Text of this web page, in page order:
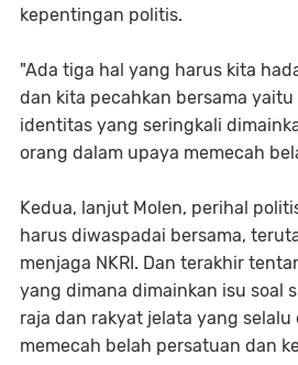
kepentingan politis.
"Ada tiga hal yang harus kita
dan kita pecahkan bersama
identitas yang seringkali
orang dalam upaya memecah
Kedua, lanjut Molen, perihal
harus diwaspadai bersama,
menjaga NKRI. Dan terakhir
yang dimana dimainkan isu soal
raja dan rakyat jelata yang
memecah belah persatuan dan